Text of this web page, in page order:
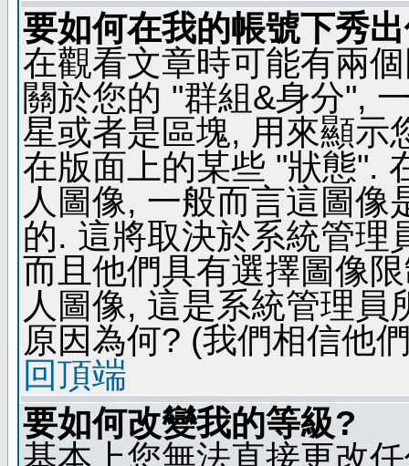
要如何在我的帳號下秀
在觀看文章時可能有兩
關於您的 "群組&身分",
星或者是區塊, 用來顯示
在版面上的某些 "狀態".
人圖像, 一般而言這圖像
的. 這將取決於系統管理
而且他們具有選擇圖像
人圖像, 這是系統管理
原因為何? (我們相信他
回頂端
要如何改變我的等級?
基本上您無法直接更改